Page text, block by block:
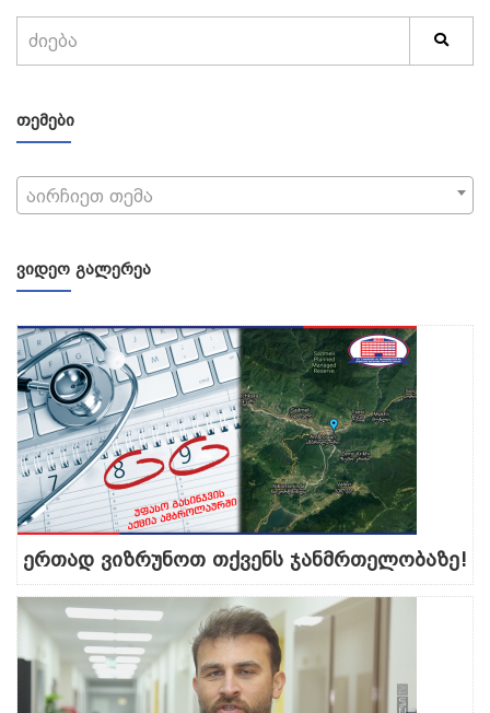
ᲗᲔᲛᲔᲑᲘ
აირჩიეთ თემა
ᲕᲘᲓᲔᲝ ᲒᲐᲚᲔᲠᲔᲐ
ერთად ვიზრუნოთ თქვენს ჯანმრთელობაზე!